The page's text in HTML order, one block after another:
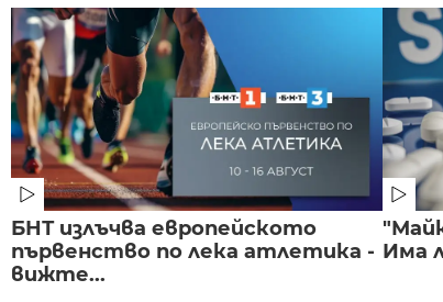
БНТ излъчва европейското
първенство по лека атлетика -
вижте...
Има